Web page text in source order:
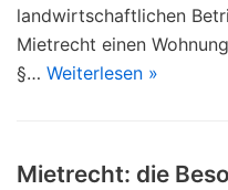
landwirtschaftlichen
Mietrecht einen
§… Weiterlesen »
Mietrecht: die